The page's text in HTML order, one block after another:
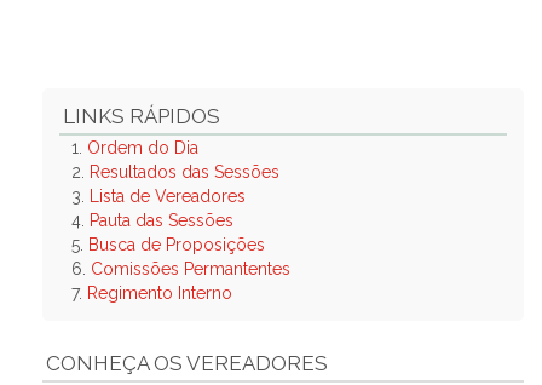
LINKS RÁPIDOS
1. Ordem do Dia
2.
Resultados das Sessões
3.
Lista de Vereadores
4. Pauta das Sessões
5. Busca de Proposições
6. Comissões Permantentes
7. Regimento Interno
CONHEÇA OS VEREADORES